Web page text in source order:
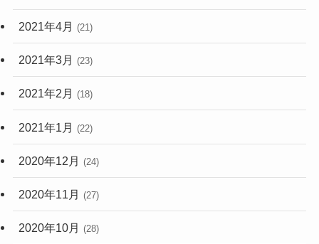
2021年4月 (21)
2021年3月 (23)
2021年2月 (18)
2021年1月 (22)
2020年12月 (24)
2020年11月 (27)
2020年10月 (28)